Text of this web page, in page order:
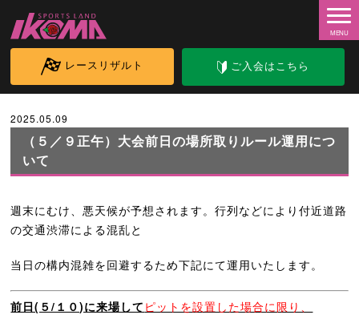
レースリザルト ご入会はこちら
2025.05.09
（５／９正午）大会前日の場所取りルール運用につ
いて
週末にむけ、悪天候が予想されます。行列などにより付近道路
の交通渋滞による混乱と
当日の構内混雑を回避するため下記にて運用いたします。
前日(５/１０)に来場して ピットを設置した場合に限り、